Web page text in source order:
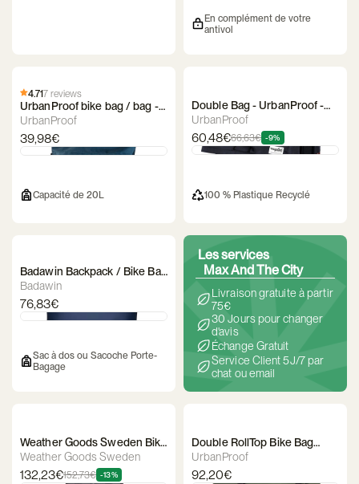
En complément de votre
antivol
4.717 reviews
UrbanProof bike bag / bag -
Shopper
UrbanProof
39,98€
Capacité de 20L
Double Bag - UrbanProof -
Recycled
UrbanProof
60,48€66,63€ -9%
100 % Plastique Recyclé
Badawin Backpack / Bike Bag
– Anna
Badawin
76,83€
Sac à dos ou Sacoche Porte-
Bagage
Les services
Max And The City
Livraison gratuite à partir
75€
30 Jours pour changer
d'avis
Échange Gratuit
Service Client 5J/7 par
chat ou email
Weather Goods Sweden Bike
Backpack / Bag - City
BikePack
Weather Goods Sweden
132,23€152,73€ -13%
Double RollTop Bike Bag
Urban Proof
UrbanProof
92,20€